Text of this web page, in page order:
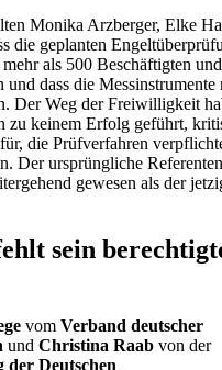
Monika Arzberger, Elke
die geplanten
als 500 Beschäftigten
und dass die Messinstrumente
Der Weg der Freiwilligkeit
zu keinem Erfolg geführt,
die Prüfverfahren
Der ursprüngliche
gewesen als der
sein
vom Verband deutscher
und Christina Raab von der
der Deutschen